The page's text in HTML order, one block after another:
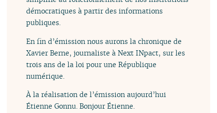
démocratiques à partir des informations
publiques.
En fin d’émission nous aurons la chronique de
Xavier Berne, journaliste à Next INpact, sur les
trois ans de la loi pour une République
numérique.
À la réalisation de l’émission aujourd’hui
Étienne Gonnu. Bonjour Étienne.